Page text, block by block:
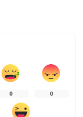
0 0